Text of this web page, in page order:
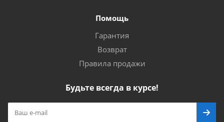
Помощь
Гарантия
Возврат
Правила продажи
Будьте всегда в курсе!